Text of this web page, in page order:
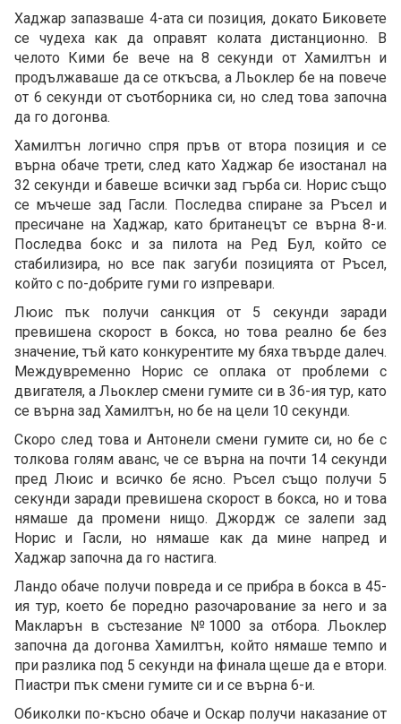
Хаджар запазваше 4-ата си позиция, докато Биковете
се чудеха как да оправят колата дистанционно. В
челото Кими бе вече на 8 секунди от Хамилтън и
продължаваше да се откъсва, а Льоклер бе на повече
от 6 секунди от съотборника си, но след това започна
да го догонва.
Хамилтън логично спря пръв от втора позиция и се
върна обаче трети, след като Хаджар бе изостанал на
32 секунди и бавеше всички зад гърба си. Норис също
се мъчеше зад Гасли. Последва спиране за Ръсел и
пресичане на Хаджар, като британецът се върна 8-и.
Последва бокс и за пилота на Ред Бул, който се
стабилизира, но все пак загуби позицията от Ръсел,
който с по-добрите гуми го изпревари.
Люис пък получи санкция от 5 секунди заради
превишена скорост в бокса, но това реално бе без
значение, тъй като конкурентите му бяха твърде далеч.
Междувременно Норис се оплака от проблеми с
двигателя, а Льоклер смени гумите си в 36-ия тур, като
се върна зад Хамилтън, но бе на цели 10 секунди.
Скоро след това и Антонели смени гумите си, но бе с
толкова голям аванс, че се върна на почти 14 секунди
пред Люис и всичко бе ясно. Ръсел също получи 5
секунди заради превишена скорост в бокса, но и това
нямаше да промени нищо. Джордж се залепи зад
Норис и Гасли, но нямаше как да мине напред и
Хаджар започна да го настига.
Ландо обаче получи повреда и се прибра в бокса в 45-
ия тур, което бе поредно разочарование за него и за
Макларън в състезание №1000 за отбора. Льоклер
започна да догонва Хамилтън, който нямаше темпо и
при разлика под 5 секунди на финала щеше да е втори.
Пиастри пък смени гумите си и се върна 6-и.
Обиколки по-късно обаче и Оскар получи наказание от